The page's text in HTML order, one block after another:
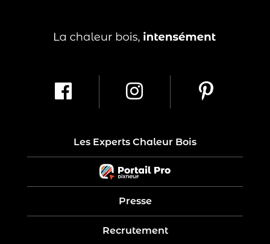
Les Experts Chaleur Bois
Presse
Recrutement